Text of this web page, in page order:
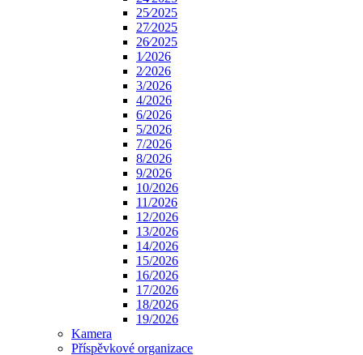
25⁄2025
27⁄2025
26⁄2025
1⁄2026
2⁄2026
3/2026
4/2026
6/2026
5/2026
7/2026
8/2026
9/2026
10/2026
11/2026
12/2026
13/2026
14/2026
15/2026
16/2026
17/2026
18/2026
19/2026
Kamera
Příspěvkové organizace